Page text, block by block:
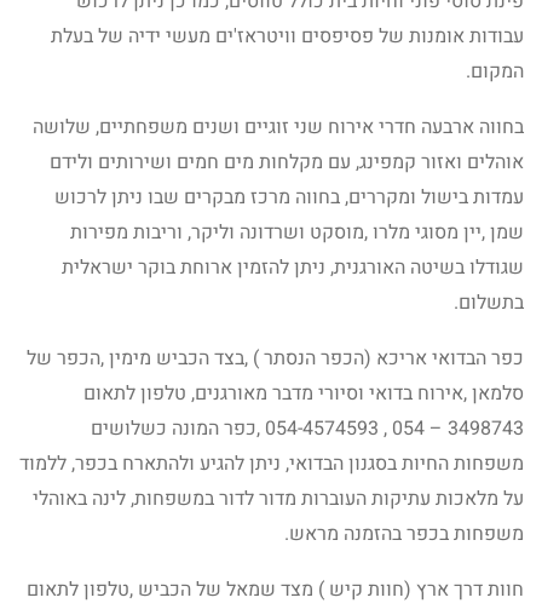
עבודות אומנות של פסיפסים וויטראז'ים מעשי ידיה של בעלת
המקום.
בחווה ארבעה חדרי אירוח שני זוגיים ושנים משפחתיים, שלושה
אוהלים ואזור קמפינג, עם מקלחות מים חמים ושירותים ולידם
עמדות בישול ומקררים, בחווה מרכז מבקרים שבו ניתן לרכוש
שמן ,יין מסוגי מלרו ,מוסקט ושרדונה וליקר, וריבות מפירות
שגודלו בשיטה האורגנית, ניתן להזמין ארוחת בוקר ישראלית
בתשלום.
כפר הבדואי אריכא (הכפר הנסתר ) ,בצד הכביש מימין ,הכפר של
סלמאן ,אירוח בדואי וסיורי מדבר מאורגנים, טלפון לתאום
3498743 – 054 , 054-4574593 ,כפר המונה כשלושים
משפחות החיות בסגנון הבדואי, ניתן להגיע ולהתארח בכפר, ללמוד
על מלאכות עתיקות העוברות מדור לדור במשפחות, לינה באוהלי
משפחות בכפר בהזמנה מראש.
חוות דרך ארץ (חוות קיש ) מצד שמאל של הכביש ,טלפון לתאום